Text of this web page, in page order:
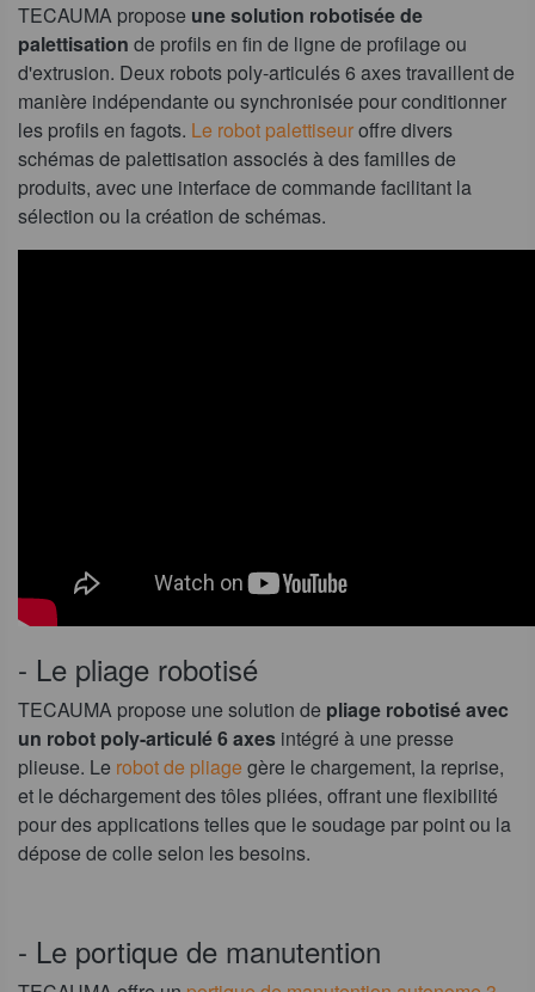
TECAUMA propose une solution robotisée de
palettisation de profils en fin de ligne de profilage ou
d'extrusion. Deux robots poly-articulés 6 axes travaillent de
manière indépendante ou synchronisée pour conditionner
les profils en fagots. Le robot palettiseuroffre divers
schémas de palettisation associés à des familles de
produits, avec une interface de commande facilitant la
sélection ou la création de schémas.
- Le pliage robotisé
TECAUMA propose une solution de pliage robotisé avec
un robot poly-articulé 6 axes intégré à une presse
plieuse. Le robot de pliage gère le chargement, la reprise,
et le déchargement des tôles pliées, offrant une flexibilité
pour des applications telles que le soudage par point ou la
dépose de colle selon les besoins.
- Le portique de manutention